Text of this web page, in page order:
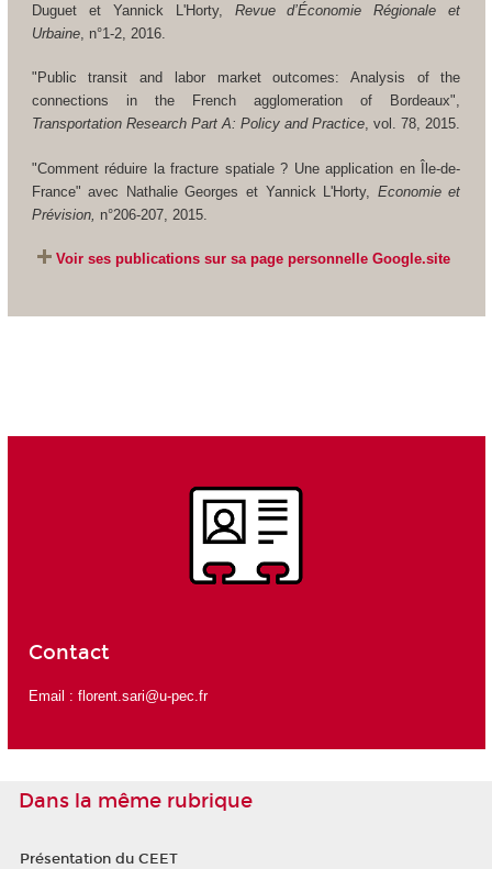
Duguet et Yannick L'Horty, Revue d’Économie Régionale et
Urbaine, n°1-2, 2016.
"Public transit and labor market outcomes: Analysis of the
connections in the French agglomeration of Bordeaux",
Transportation Research Part A: Policy and Practice, vol. 78, 2015.
"Comment réduire la fracture spatiale ? Une application en Île-de-
France" avec Nathalie Georges et Yannick L'Horty, Economie et
Prévision, n°206-207, 2015.
Voir ses publications sur sa page personnelle Google.site
Contact
Email : florent.sari@u-pec.fr
Dans la même rubrique
Présentation du CEET